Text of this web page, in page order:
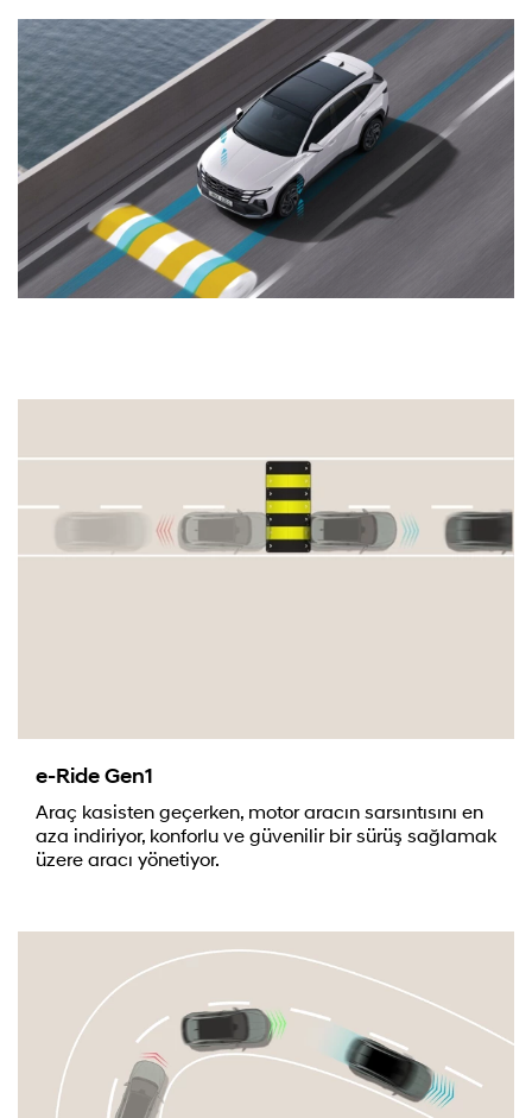
e-Ride Gen1
Araç kasisten geçerken, motor aracın sarsıntısını en
aza indiriyor, konforlu ve güvenilir bir sürüş sağlamak
üzere aracı yönetiyor.